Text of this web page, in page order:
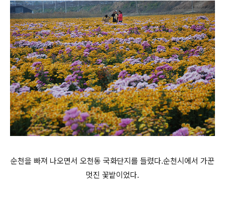
순천을 빠져 나오면서 오천동 국화단지를 들렸다.순천시에서 가꾼
멋진 꽃밭이었다.